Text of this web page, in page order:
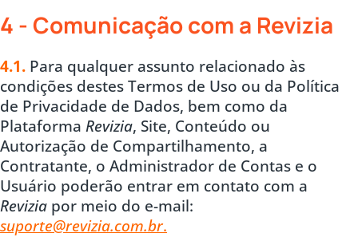
4 - Comunicação com a Revizia
4.1. Para qualquer assunto relacionado às
condições destes Termos de Uso ou da Política
de Privacidade de Dados, bem como da
Plataforma Revizia, Site, Conteúdo ou
Autorização de Compartilhamento, a
Contratante, o Administrador de Contas e o
Usuário poderão entrar em contato com a
Revizia por meio do e-mail:
suporte@revizia.com.br.